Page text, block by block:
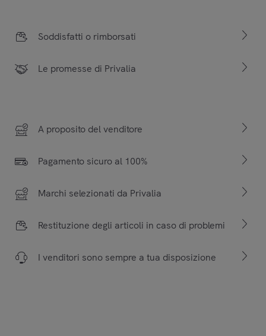
Soddisfatti o rimborsati
Le promesse di Privalia
A proposito del venditore
Pagamento sicuro al 100%
Marchi selezionati da Privalia
Restituzione degli articoli in caso di problemi
I venditori sono sempre a tua disposizione